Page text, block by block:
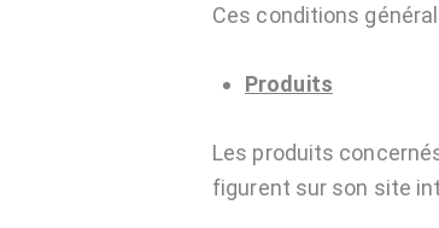
Ces conditions
Produits
Les produits
figurent sur son site